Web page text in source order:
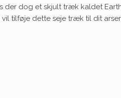
der dog et skjult træk kaldet
vil tilføje dette seje træk til dit